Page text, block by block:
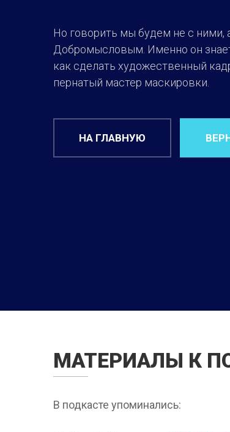
Но говорить мы будем не с ними,
Добромысловым. Именно он
как сделать художественный
пернатый мастер маскировки.
НА ГЛАВНУЮ
МАТЕРИАЛЫ К
В подкасте упоминались: